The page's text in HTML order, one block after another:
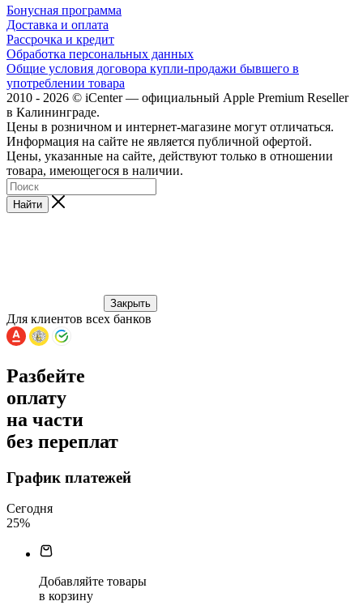
Бонусная программа
Доставка и оплата
Рассрочка и кредит
Обработка персональных данных
Общие условия договора купли-продажи бывшего в
употреблении товара
2010 - 2026 © iCenter — официальный Apple Premium Reseller
в Калининграде.
Цены в розничном и интернет-магазине могут отличаться.
Информация на сайте не является публичной офертой.
Цены, указанные на сайте, действуют только в отношении
товара, имеющегося в наличии.
Найти
Закрыть
Для клиентов всех банков
Разбейте
оплату
на части
без переплат
График платежей
Сегодня
25%
Добавляйте товары
в корзину